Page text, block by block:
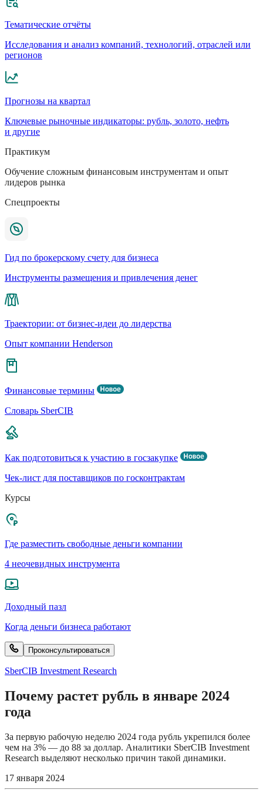
Тематические отчёты
Исследования и анализ компаний, технологий, отраслей или
регионов
Прогнозы на квартал
Ключевые рыночные индикаторы: рубль, золото, нефть
и другие
Практикум
Обучение сложным финансовым инструментам и опыт
лидеров рынка
Спецпроекты
Гид по брокерскому счету для бизнеса
Инструменты размещения и привлечения денег
Траектории: от бизнес-идеи до лидерства
Опыт компании Henderson
Финансовые термины
Словарь SberCIB
Как подготовиться к участию в госзакупке
Чек-лист для поставщиков по госконтрактам
Курсы
Где разместить свободные деньги компании
4 неочевидных инструмента
Доходный пазл
Когда деньги бизнеса работают
Проконсультироваться
SberCIB Investment Research
Почему растет рубль в январе 2024
года
За первую рабочую неделю 2024 года рубль укрепился более
чем на 3% — до 88 за доллар. Аналитики SberCIB Investment
Research выделяют несколько причин такой динамики.
17 января 2024